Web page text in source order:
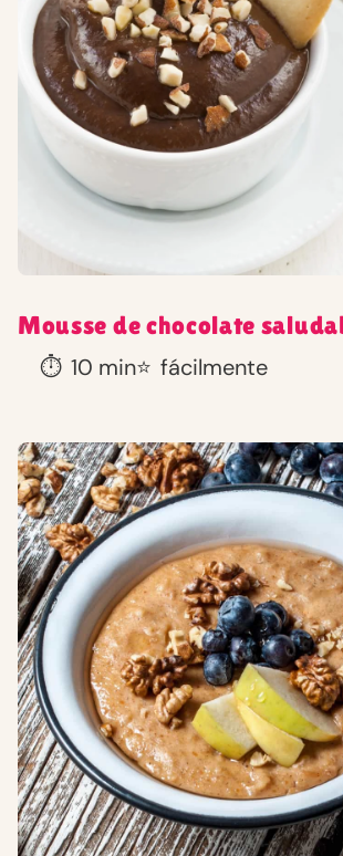
Mousse de chocolate
⏱️ 10 min⭐ fácilmente